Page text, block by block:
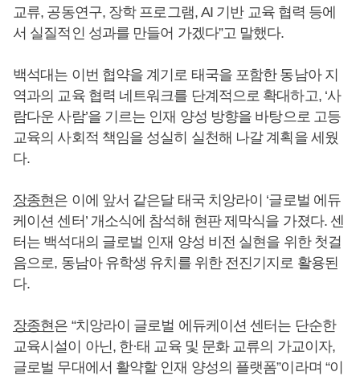
교류, 공동연구, 장학 프로그램, AI 기반 교육 협력 등에
서 실질적인 성과를 만들어 가겠다”고 말했다.
백석대는 이번 협약을 계기로 태국을 포함한 동남아 지
역과의 교육 협력 네트워크를 단계적으로 확대하고, ‘사
람다운 사람’을 기르는 인재 양성 방향을 바탕으로 고등
교육의 사회적 책임을 성실히 실천해 나갈 계획을 세웠
다.
장종현은 이에 앞서 같은달 태국 치앙라이 ‘글로벌 에듀
케이션 센터’ 개소식에 참석해 현판 제막식을 가졌다. 센
터는 백석대의 글로벌 인재 양성 비전 실현을 위한 첫걸
음으로, 동남아 유학생 유치를 위한 전진기지로 활용된
다.
장종현은 “치앙라이 글로벌 에듀케이션 센터는 단순한
교육시설이 아닌, 한·태 교육 및 문화 교류의 가교이자,
글로벌 무대에서 활약할 인재 양성의 플랫폼”이라며 “이